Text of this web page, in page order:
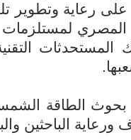
على رعاية وتطوير
لمستلزمات
الطاقة
الباحثين